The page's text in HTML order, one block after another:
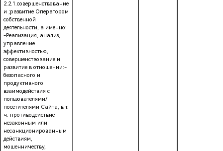
2.2.1.совершенствование
и ;развитие Оператором
собственной
деятельности, а именно:
-Реализация, анализ,
управление
эффективностью,
совершенствование и
развитие в отношении:-
безопасного и
продуктивного
взаимодействия с
пользователями/
посетителями Сайта, в т.
ч. противодействие
незаконным или
несанкционированным
действиям,
мошенничеству,